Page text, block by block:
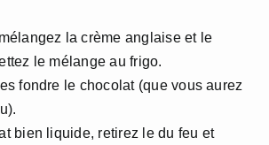
la crème anglaise et le
le mélange au frigo.
fondre le chocolat (que vous aurez
bien liquide, retirez le du feu et